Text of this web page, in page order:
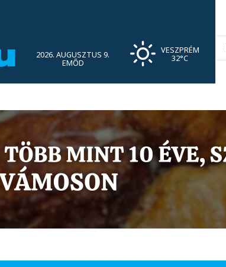
2026. AUGUSZTUS 9.
EMŐD
VESZPRÉM
32°C